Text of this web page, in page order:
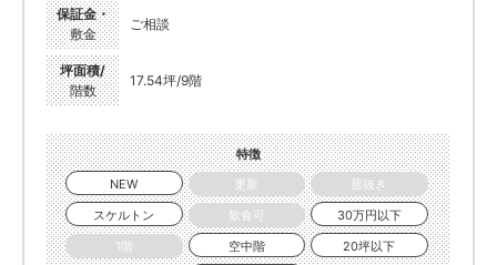
保証金・
敷金
ご相談
坪面積/
階数
17.54坪/9階
特徴
NEW
更新
居抜き
スケルトン
飲食可
30万円以下
1階
空中階
20坪以下